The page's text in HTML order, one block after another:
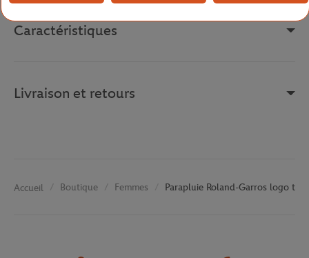
Caractéristiques
Livraison et retours
Accueil Boutique Femmes Parapluie Roland-Garros logo